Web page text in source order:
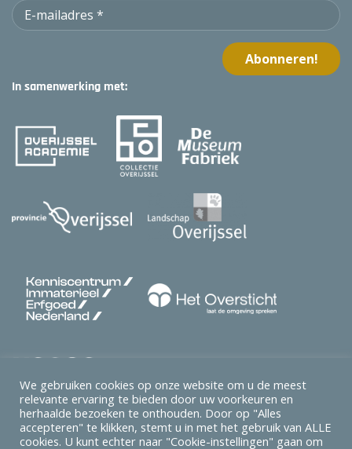
In samenwerking met:
We gebruiken cookies op onze website om u de meest
relevante ervaring te bieden door uw voorkeuren en
herhaalde bezoeken te onthouden. Door op "Alles
accepteren" te klikken, stemt u in met het gebruik van ALLE
cookies. U kunt echter naar "Cookie-instellingen" gaan om